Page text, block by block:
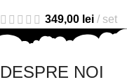
349,00 lei set
DESPRE NOI